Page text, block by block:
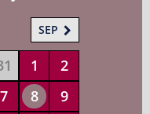
SEP
1
2
7 8
9